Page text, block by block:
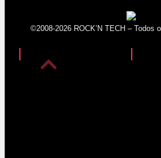
©2008-2026 ROCK’N TECH – Todos